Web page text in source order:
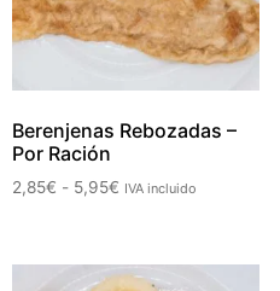
Berenjenas Rebozadas –
Por Ración
2,85€ - 5,95€ IVA incluido